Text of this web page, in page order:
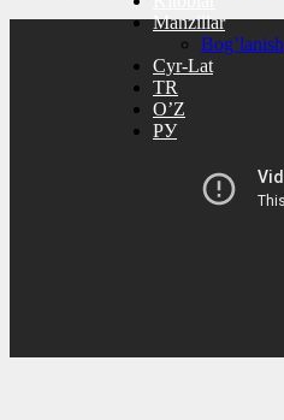
Manzillar
Bog’lanish
Cyr-Lat
TR
O’Z
РУ